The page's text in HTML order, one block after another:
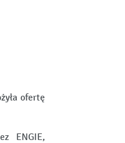
ofertę
ENGIE,